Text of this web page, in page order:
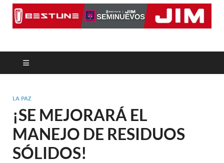
LA PAZ
¡SE MEJORARÁ EL
MANEJO DE RESIDUOS
SÓLIDOS!